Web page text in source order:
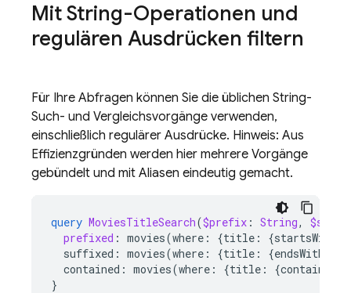
Mit String-Operationen und
regulären Ausdrücken filtern
Für Ihre Abfragen können Sie die üblichen String-
Such- und Vergleichsvorgänge verwenden,
einschließlich regulärer Ausdrücke. Hinweis: Aus
Effizienzgründen werden hier mehrere Vorgänge
gebündelt und mit Aliasen eindeutig gemacht.
query MoviesTitleSearch($prefix : String,
prefixed : movies(where : {title : {startsWith
suffixed : movies(where : {title : {endsWith
contained : movies(where : {title : {contains
}